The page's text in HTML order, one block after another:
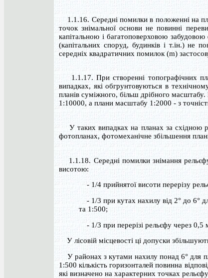
1.1.16. Середні помилки в положенні на
точок знімальної основи не повинні
капітальною і багатоповерховою
(капітальних споруд, будинків і т.ін.) не
середніх квадратичних помилок (m)
1.1.17. При створенні топографічних
випадках, які обгрунтовуються в
планів суміжного, більш дрібного
1:10000, а плани масштабу 1:2000 - з
У таких випадках на планах за східною
фотопланах, фотомеханічне збільшення
1.1.18. Середні помилки знімання
висотою:
- 1/4 прийнятої висоти перерізу
- 1/3 при кутах нахилу від 2° до 6°
та 1:500;
- 1/3 при перерізі рельєфу через
У лісовій місцевості ці допуски
У районах з кутами нахилу понад 6° для
1:500 кількість горизонталей повинна
які визначено на характерних точках